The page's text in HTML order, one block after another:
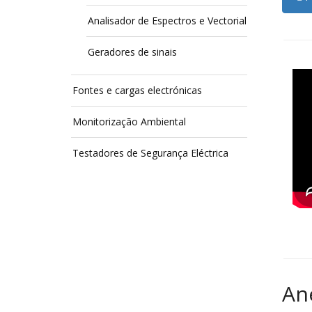
Analisador de Espectros e Vectorial
Geradores de sinais
Fontes e cargas electrónicas
Monitorização Ambiental
Testadores de Segurança Eléctrica